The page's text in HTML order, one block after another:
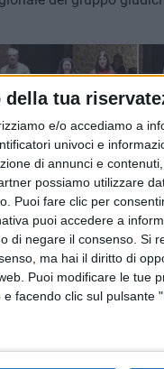
tua
e/o accediamo a
univoci e
di annunci e
possiamo utilizzare
Puoi fare clic per
puoi accedere a
di negare il consenso. Si
ma hai il diritto di
Puoi modificare le tue
facendo clic sul pulsante